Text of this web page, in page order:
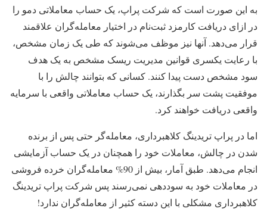
به این صورت است که شرکت پراپ، یک حساب معاملاتی دمو را
در ازای دریافت کارمزد ‌‌ثبت‌نام در اختیار ‌‌معامله‌گران علاقمند
قرار می‌دهد. آنها نیز موظف می‌شوند که طی یک زمان مشخص،
با رعایت یکسری قوانین مدیریت ریسک مشخص به یک هدف
سود مشخص دست پیدا کنند. کسانی که بتوانند چالش را با
موفقیت پشت سر بگذارند، یک حساب معاملاتی واقعی با سرمایه
واقعی دریافت خواهند کرد.
اما در پراپ تریدینگ کلاهبرداری، ‌‌معامله‌گر حتی پس از برنده
شدن در چالش، معاملات خود را همچنان در یک حساب آزمایشی
انجام می‌دهد. طبق آمار، بیش از 90% ‌‌معامله‌گران خرده فروشی
در معاملات خود به سوددهی نمی‌رسند پس شرکت پراپ تریدینگ
کلاهبرداری مشکلی با این دسته کثیر از معامله‌گران ندارد!